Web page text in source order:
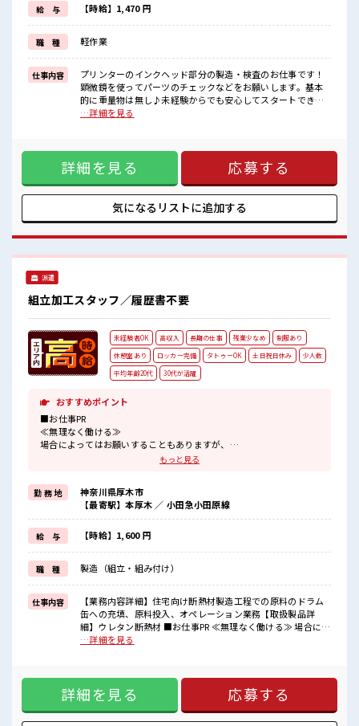
大手企業でプリンターのインクヘッド部分の検査をおまかせ！
重いモノは基本ないので安心♪
空調が完備されているのでこれからの季節もカイテキにお仕事でき
ちゃいます♪
通勤は自転車・バイク・自動車・公共交通機関なんでもOK！
■職場の雰囲気
社員食堂も完備されており1食ナント180円～！
温かくておいしいご飯が食べられます☆
#ryo
給 与 【時給】1,470 円
職 種 軽作業
仕事内容
プリンターのインクヘッド部分の製造・検査のお仕事です！
顕微鏡を使ってパーツのチェックなどをお願いします。基本
的に重量物は無し♪未経験からでも安心してスタートできま
すよ♪ ※寮アリのお仕事！一人暮らしスタートにもピッタリ
はナシ(*^▽^*) TV・洗濯機・冷蔵庫など暮らしに必要な備品
付きの寮です♪ 駐車場も完備されているので車の持込もOK！
現地までの赴任交通費も支給します☆ カップルやお友達との
就業OK♪ 大手企業でプリンターのインクヘッド部分の検査を
おまかせ！ 重いモノは基本ないので安心♪ 空調が完備されて
いるのでこれからの季節もカイテキにお仕事できちゃいます
OK！ ■職場の雰囲気 社員食堂も完備されており1食ナント
180円～！ 温かくておいしいご飯が食べられます☆ 派手すぎ
…詳細を見る
詳細を見る 応募する
気になるリストに追加する
派遣
組立加工スタッフ／履歴書不要
未経験者OK 高収入 長期の仕事 残業少なめ
制服あり
休憩室あり
ロッカー完備 タトゥーOK 土日祝日休み
少人数
平均年齢20代
30代が活躍
おすすめポイント
■お仕事PR
≪無理なく働ける≫
場合によってはお願いすることもありますが、
週末は家族や友人と一緒にプライベート満喫！
制服があると毎日の服選びに悩まずOK♪
≪初めての仕事だけど自分にもできそう≫
新しいことにチャレンジするのは不安だけど、
しっかり働く環境が整っています！
イチからスキルUP・ステップUP目指していきましょう！
≪自分に合った期間で働ける≫
福利厚生が整った派遣のお仕事です！
■職場の雰囲気
少人数の職場だから一緒に働く仲間との距離もグッと近い！
20代活躍中のフレッシュな職場です☆
休憩室でホッと一息リフレッシュ！
もっと見る
勤 務 地
神奈川県厚木市
【最寄駅】本厚木 ／ 小田急小田原線
給 与 【時給】1,600 円
職 種 製造（組立・組み付け）
仕事内容
【業務内容詳細】住宅向け断熱材製造工程での原料のドラム
缶への充填、原料投入、オペレーション業務【取扱製品詳
細】ウレタン断熱材 ■お仕事PR ≪無理なく働ける≫ 場合によ
ってはお願いすることもありますが、 残業はほとんどナシ！
ど自分にもできそう≫ 新しいことにチャレンジするのは不安
だけど、 しっかり働く環境が整っています！ イチからスキル
UP・ステップUP目指していきましょう！ ≪自分に合った期
間で働ける≫ 福利厚生が整った派遣のお仕事です！ ■職場の
…詳細を見る
詳細を見る 応募する